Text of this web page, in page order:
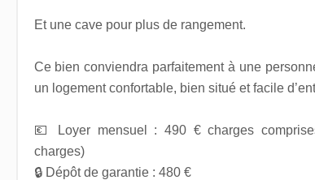
Et une cave pour plus de rangement.
Ce bien conviendra parfaitement à une
un logement confortable, bien situé et facile
💶 Loyer mensuel : 490 € charges
charges)
🔒 Dépôt de garantie : 480 €